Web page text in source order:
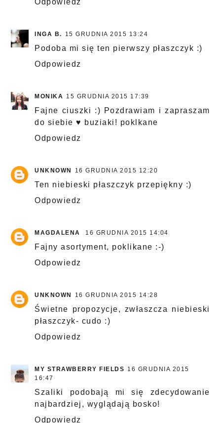
INGA B. 15 GRUDNIA 2015 13:24
Podoba mi się ten pierwszy płaszczyk :)
Odpowiedz
MONIKA 15 GRUDNIA 2015 17:39
Fajne ciuszki :) Pozdrawiam i zapraszam
do siebie ♥ buziaki! poklkane
Odpowiedz
UNKNOWN 16 GRUDNIA 2015 12:20
Ten niebieski płaszczyk przepiękny :)
Odpowiedz
MAGDALENA 16 GRUDNIA 2015 14:04
Fajny asortyment, poklikane :-)
Odpowiedz
UNKNOWN 16 GRUDNIA 2015 14:28
Świetne propozycje, zwłaszcza niebieski
płaszczyk- cudo :)
Odpowiedz
MY STRAWBERRY FIELDS 16 GRUDNIA 2015
16:47
Szaliki podobają mi się zdecydowanie
najbardziej, wyglądają bosko!
Odpowiedz